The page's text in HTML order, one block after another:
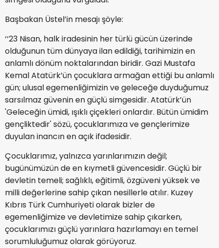
Başbakan Üstel’in mesajı şöyle:
‘‘23 Nisan, halk iradesinin her türlü gücün üzerinde
olduğunun tüm dünyaya ilan edildiği, tarihimizin en
anlamlı dönüm noktalarından biridir. Gazi Mustafa
Kemal Atatürk’ün çocuklara armağan ettiği bu anlamlı
gün; ulusal egemenliğimizin ve geleceğe duyduğumuz
sarsılmaz güvenin en güçlü simgesidir. Atatürk’ün
'Geleceğin ümidi, ışıklı çiçekleri onlardır. Bütün ümidim
gençliktedir' sözü, çocuklarımıza ve gençlerimize
duyulan inancın en açık ifadesidir.
Çocuklarımız, yalnızca yarınlarımızın değil;
bugünümüzün de en kıymetli güvencesidir. Güçlü bir
devletin temeli; sağlıklı, eğitimli, özgüveni yüksek ve
milli değerlerine sahip çıkan nesillerle atılır. Kuzey
Kıbrıs Türk Cumhuriyeti olarak bizler de
egemenliğimize ve devletimize sahip çıkarken,
çocuklarımızı güçlü yarınlara hazırlamayı en temel
sorumluluğumuz olarak görüyoruz.